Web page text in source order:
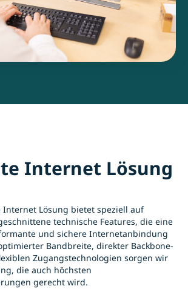
Internet Lösung
Internet Lösung bietet speziell auf
technische Features, die eine
und sichere Internetanbindung
Bandbreite, direkter Backbone-
Zugangstechnologien sorgen wir
die auch höchsten
gerecht wird.